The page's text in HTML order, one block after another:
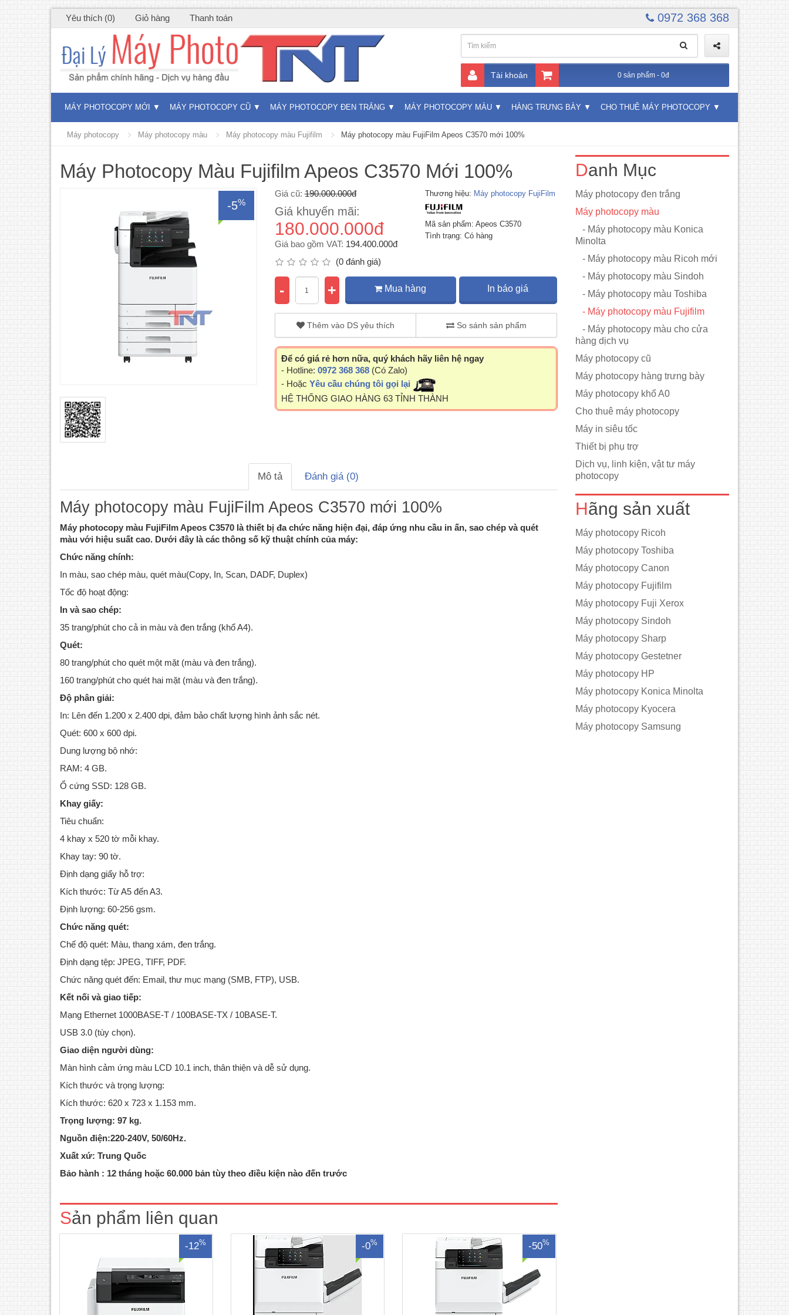
Yêu thích (0) Giỏ hàng Thanh toán 0972 368 368
Tài khoản 0 sản phẩm - 0đ
MÁY PHOTOCOPY MỚI MÁY PHOTOCOPY CŨ MÁY PHOTOCOPY ĐEN TRẮNG MÁY PHOTOCOPY MÀU HÀNG TRƯNG BÀY CHO THUÊ MÁY PHOTOCOPY
Máy photocopy Máy photocopy màu Máy photocopy màu Fujifilm Máy photocopy màu FujiFilm Apeos C3570 mới 100%
Máy Photocopy Màu Fujifilm Apeos C3570 Mới 100%
-5%
Giá cũ: 190.000.000đ
Giá khuyến mãi:
180.000.000đ
Giá bao gồm VAT: 194.400.000đ
(0 đánh giá)
Thương hiệu: Máy photocopy FujiFilm
Mã sản phẩm: Apeos C3570
Tình trạng: Có hàng
- + Mua hàng In báo giá
Thêm vào DS yêu thích So sánh sản phẩm
Để có giá rẻ hơn nữa, quý khách hãy liên hệ ngay
- Hotline: 0972 368 368(Có Zalo)
- Hoặc Yêu cầu chúng tôi gọi lại
HỆ THỐNG GIAO HÀNG 63 TỈNH THÀNH
Mô tả Đánh giá (0)
Máy photocopy màu FujiFilm Apeos C3570 mới 100%
Máy photocopy màu FujiFilm Apeos C3570 là thiết bị đa chức năng hiện đại, đáp ứng nhu cầu in ấn, sao chép và quét
màu với hiệu suất cao. Dưới đây là các thông số kỹ thuật chính của máy:
Chức năng chính:
In màu, sao chép màu, quét màu(Copy, In, Scan, DADF, Duplex)
Tốc độ hoạt động:
In và sao chép:
35 trang/phút cho cả in màu và đen trắng (khổ A4).
Quét:
80 trang/phút cho quét một mặt (màu và đen trắng).
160 trang/phút cho quét hai mặt (màu và đen trắng).
Độ phân giải:
In: Lên đến 1.200 x 2.400 dpi, đảm bảo chất lượng hình ảnh sắc nét.
Quét: 600 x 600 dpi.
Dung lượng bộ nhớ:
RAM: 4 GB.
Ổ cứng SSD: 128 GB.
Khay giấy:
Tiêu chuẩn:
4 khay x 520 tờ mỗi khay.
Khay tay: 90 tờ.
Định dạng giấy hỗ trợ:
Kích thước: Từ A5 đến A3.
Định lượng: 60-256 gsm.
Chức năng quét:
Chế độ quét: Màu, thang xám, đen trắng.
Định dạng tệp: JPEG, TIFF, PDF.
Chức năng quét đến: Email, thư mục mạng (SMB, FTP), USB.
Kết nối và giao tiếp:
Mạng Ethernet 1000BASE-T / 100BASE-TX / 10BASE-T.
USB 3.0 (tùy chọn).
Giao diện người dùng:
Màn hình cảm ứng màu LCD 10.1 inch, thân thiện và dễ sử dụng.
Kích thước và trọng lượng:
Kích thước: 620 x 723 x 1.153 mm.
Trọng lượng: 97 kg.
Nguồn điện:220-240V, 50/60Hz.
Xuất xứ: Trung Quốc
Bảo hành : 12 tháng hoặc 60.000 bản tùy theo điều kiện nào đến trước
Sản phẩm liên quan
-12%
Máy Photocopy FujiFilm Apeos 2150 ND
Copy/Print/Scan màuTốc độ: 21
sẵnBộ nhớ: 512 MBĐộ phân giải quét:
600x600 dpiĐộ phân giải in: 600x600
dpiThời gian khởi động: 18 giây hoặc ít
-0%
màuChức năng Copy:Tốc độ copy: 65
bản gốc: Có sẵn, 250 tờBộ nhớ chuẩn:
-50%
(A4)Khổ giấy: A3,A4,A5,A6Bộ nhớ ram:
Danh Mục
Máy photocopy đen trắng
Máy photocopy màu
- Máy photocopy màu Konica
Minolta
- Máy photocopy màu Ricoh mới
- Máy photocopy màu Sindoh
- Máy photocopy màu Toshiba
- Máy photocopy màu Fujifilm
- Máy photocopy màu cho cửa
hàng dịch vụ
Máy photocopy cũ
Máy photocopy hàng trưng bày
Máy photocopy khổ A0
Cho thuê máy photocopy
Máy in siêu tốc
Thiết bị phụ trợ
Dịch vụ, linh kiện, vật tư máy
photocopy
Hãng sản xuất
Máy photocopy Ricoh
Máy photocopy Toshiba
Máy photocopy Canon
Máy photocopy Fujifilm
Máy photocopy Fuji Xerox
Máy photocopy Sindoh
Máy photocopy Sharp
Máy photocopy Gestetner
Máy photocopy HP
Máy photocopy Konica Minolta
Máy photocopy Kyocera
Máy photocopy Samsung